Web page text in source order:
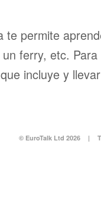
te permite
ferry, etc.
incluye y
© EuroTalk Ltd 2026 |